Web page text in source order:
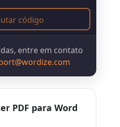
código
entre em contato
PDF para Word